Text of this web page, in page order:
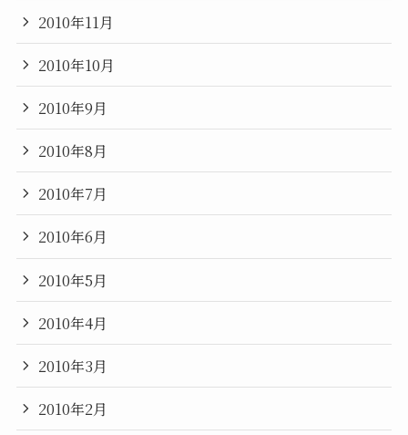
2010年11月
2010年10月
2010年9月
2010年8月
2010年7月
2010年6月
2010年5月
2010年4月
2010年3月
2010年2月